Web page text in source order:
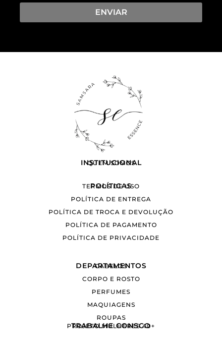
ENVIAR
INSTITUCIONAL
QUEM SOMOS
POLÍTICAS
TERMOS DE USO
POLÍTICA DE ENTREGA
POLÍTICA DE TROCA E DEVOLUÇÃO
POLÍTICA DE PAGAMENTO
POLÍTICA DE PRIVACIDADE
DEPARTAMENTOS
CABELOS
CORPO E ROSTO
PERFUMES
MAQUIAGENS
ROUPAS
TRABALHE CONSCO
PROJETO MULHERES 40+